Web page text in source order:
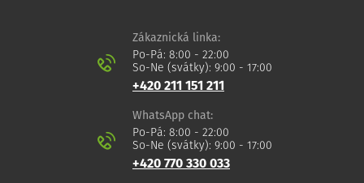
Zákaznická linka:
Po-Pá: 8:00 - 22:00
So-Ne (svátky): 9:00 - 17:00
+420 211 151 211
WhatsApp chat:
Po-Pá: 8:00 - 22:00
So-Ne (svátky): 9:00 - 17:00
+420 770 330 033